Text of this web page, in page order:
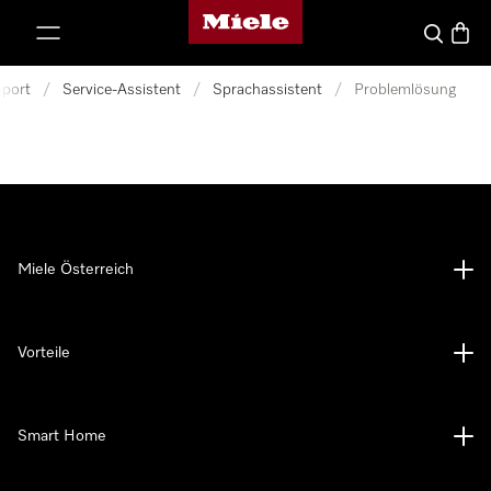
Miele-Homepage
Suche
/ Service-Assistent / Sprachassistent / Problemlösung
Miele Österreich
Vorteile
Smart Home